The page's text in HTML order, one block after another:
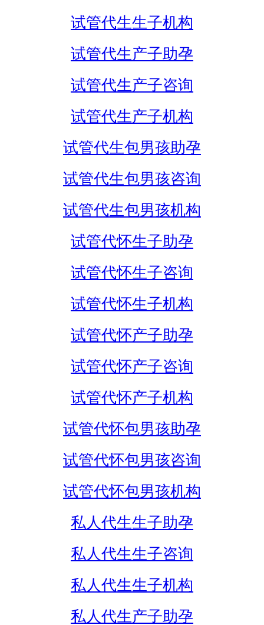
试管代生生子机构
试管代生产子助孕
试管代生产子咨询
试管代生产子机构
试管代生包男孩助孕
试管代生包男孩咨询
试管代生包男孩机构
试管代怀生子助孕
试管代怀生子咨询
试管代怀生子机构
试管代怀产子助孕
试管代怀产子咨询
试管代怀产子机构
试管代怀包男孩助孕
试管代怀包男孩咨询
试管代怀包男孩机构
私人代生生子助孕
私人代生生子咨询
私人代生生子机构
私人代生产子助孕